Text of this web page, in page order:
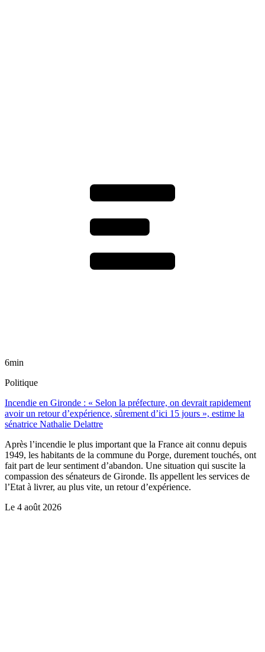
6min
Politique
Incendie en Gironde : « Selon la préfecture, on devrait rapidement
avoir un retour d’expérience, sûrement d’ici 15 jours », estime la
sénatrice Nathalie Delattre
Après l’incendie le plus important que la France ait connu depuis
1949, les habitants de la commune du Porge, durement touchés, ont
fait part de leur sentiment d’abandon. Une situation qui suscite la
compassion des sénateurs de Gironde. Ils appellent les services de
l’Etat à livrer, au plus vite, un retour d’expérience.
Le 4 août 2026